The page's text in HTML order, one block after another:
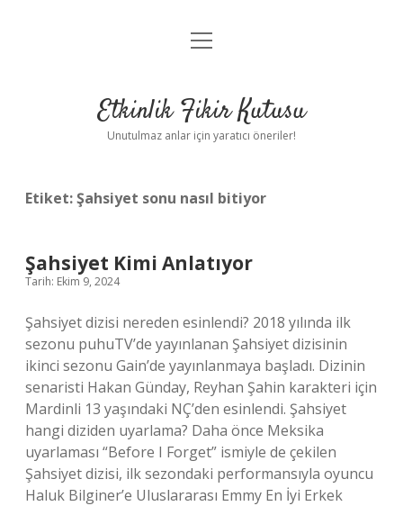
Anasayfa
Yasal Uyarı
menüyü
Etkinlik Fikir Kutusu
Unutulmaz anlar için yaratıcı öneriler!
Etiket:Şahsiyet sonu nasıl bitiyor
Şahsiyet Kimi Anlatıyor
Tarih: Ekim 9, 2024
Şahsiyet dizisi nereden esinlendi? 2018 yılında ilk
sezonu puhuTV’de yayınlanan Şahsiyet dizisinin
ikinci sezonu Gain’de yayınlanmaya başladı. Dizinin
senaristi Hakan Günday, Reyhan Şahin karakteri için
Mardinli 13 yaşındaki NÇ’den esinlendi. Şahsiyet
hangi diziden uyarlama? Daha önce Meksika
uyarlaması “Before I Forget” ismiyle de çekilen
Şahsiyet dizisi, ilk sezondaki performansıyla oyuncu
Haluk Bilginer’e Uluslararası Emmy En İyi Erkek